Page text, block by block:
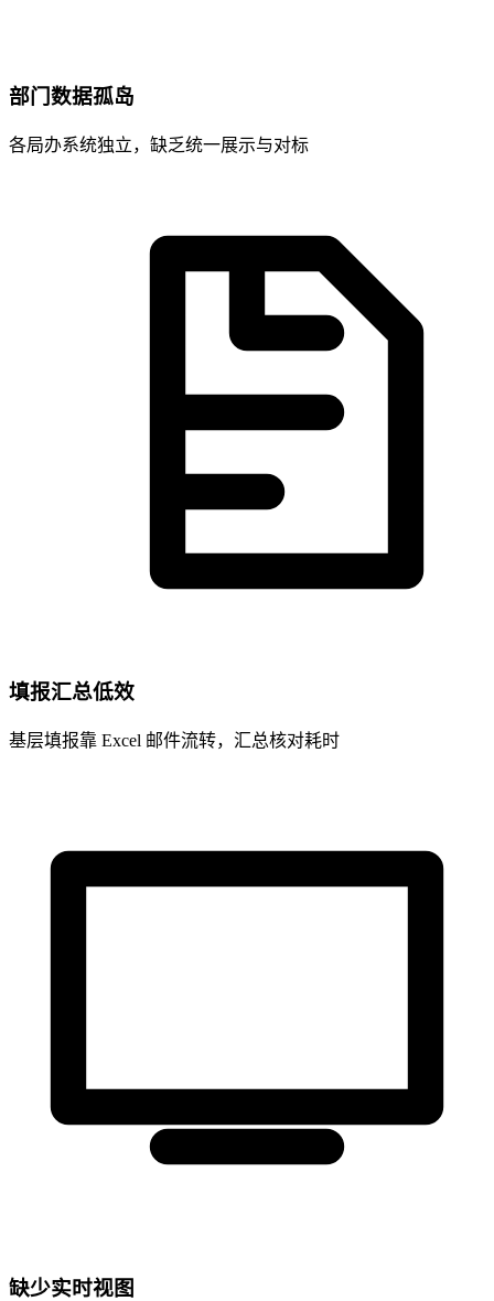
部门数据孤岛
各局办系统独立，缺乏统一展示与对标
填报汇总低效
基层填报靠 Excel 邮件流转，汇总核对耗时
缺少实时视图